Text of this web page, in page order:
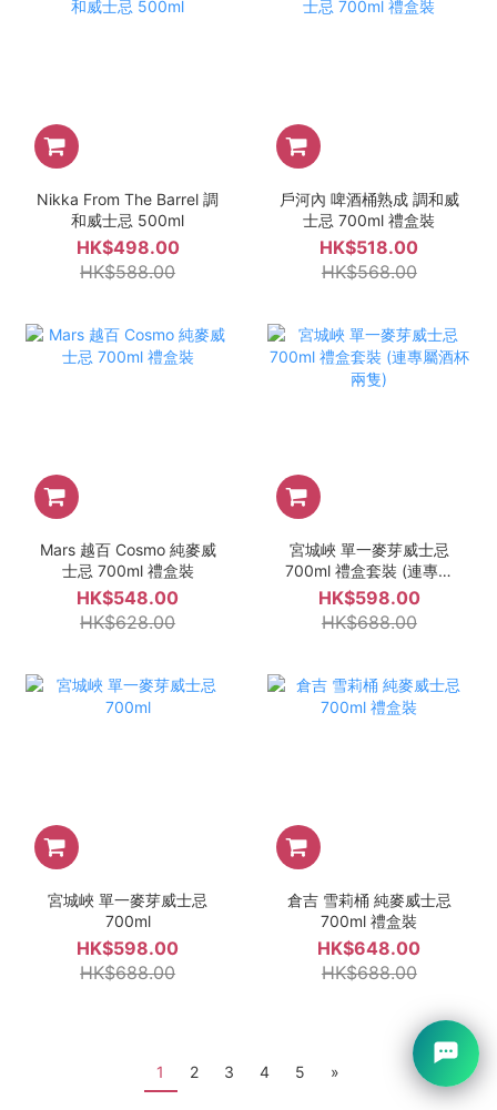
Nikka From The Barrel 調
和威士忌 500ml
HK$498.00
HK$588.00
戶河內 啤酒桶熟成 調和威
士忌 700ml 禮盒裝
HK$518.00
HK$568.00
Mars 越百 Cosmo 純麥威
士忌 700ml 禮盒裝
HK$548.00
HK$628.00
宮城峽 單一麥芽威士忌
700ml 禮盒套裝 (連專屬
酒杯兩隻)
HK$598.00
HK$688.00
宮城峽 單一麥芽威士忌
700ml
HK$598.00
HK$688.00
倉吉 雪莉桶 純麥威士忌
700ml 禮盒裝
HK$648.00
HK$688.00
1 2 3 4 5 »